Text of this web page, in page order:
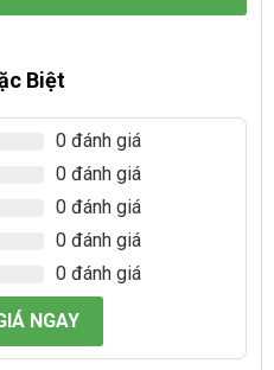
Biệt
0 đánh giá
0 đánh giá
0 đánh giá
0 đánh giá
0 đánh giá
NGAY